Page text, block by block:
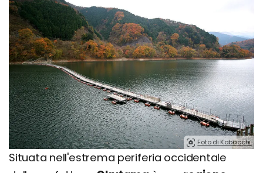
Foto di Kabacchi.
Situata nell'estrema periferia occidentale